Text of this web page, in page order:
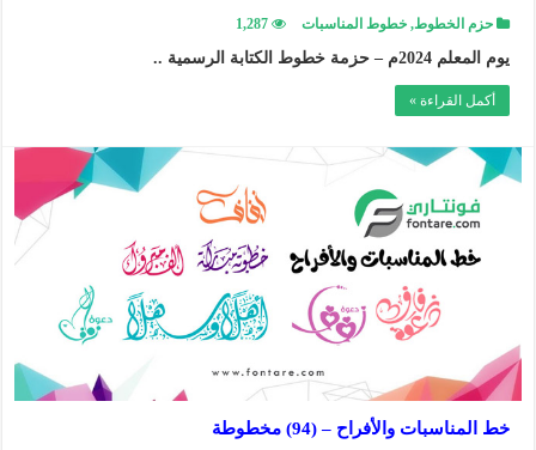
حزم الخطوط,خطوط المناسبات 1,287
يوم المعلم 2024م – حزمة خطوط الكتابة الرسمية ..
أكمل القراءة »
خط المناسبات والأفراح – (94) مخطوطة